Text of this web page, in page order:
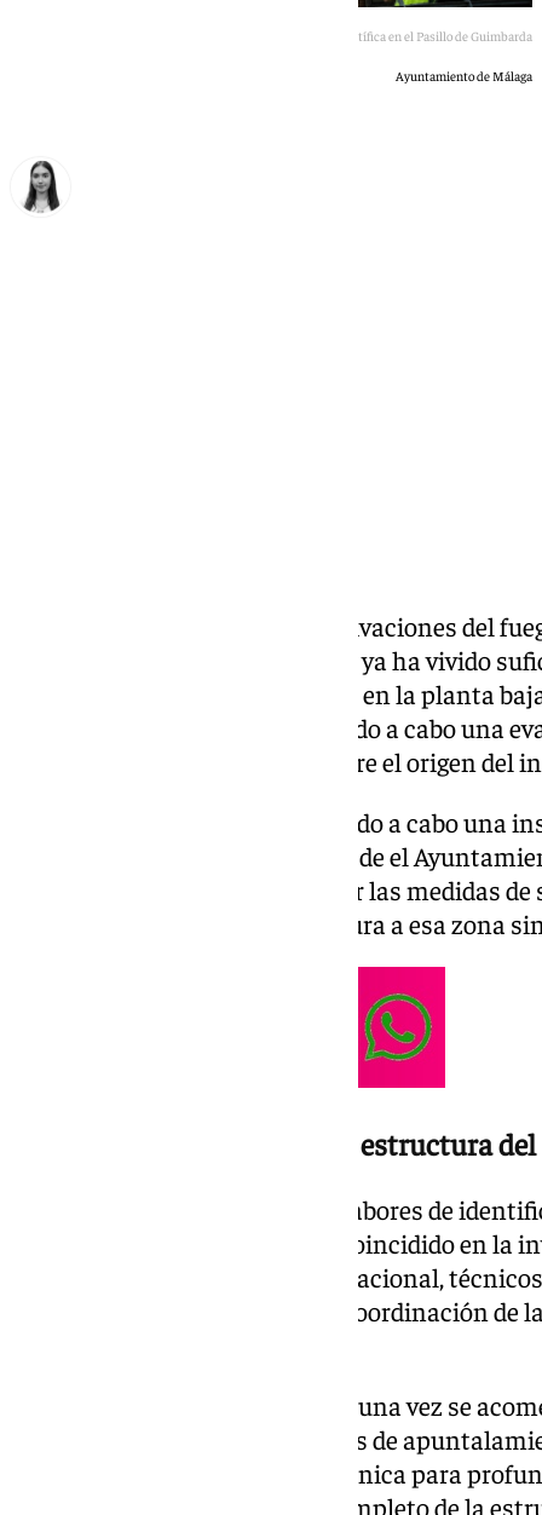
La Policía Científica en el Pasillo de Guimbarda
Ayuntamiento de Málaga
A pesar de las numerosas reactivaciones del
Guimbarda, la Policía Científica ya ha vivido
realizado la primera inspección en la planta
técnicos municipales han llevado a cabo una
avanzar en la investigación sobre el origen del
Durante el operativo se ha llevado a cabo una
Grand Café’. Esta actuación, desde el
un «paso previo» para esclarecer las medidas
permitan acceder de forma segura a esa zona
Posteriormente revisarán la estructura
Tras ello, comenzarán con las labores de
la mañana de este jueves han coincidido en la
Policía Científica de la Policía Nacional,
personal de Bomberos, bajo la coordinación de
Según las fuentes municipales, una vez se
siniestro y se ejecuten las tareas de
continuar con la inspección técnica para
ello, está previsto el análisis completo de la